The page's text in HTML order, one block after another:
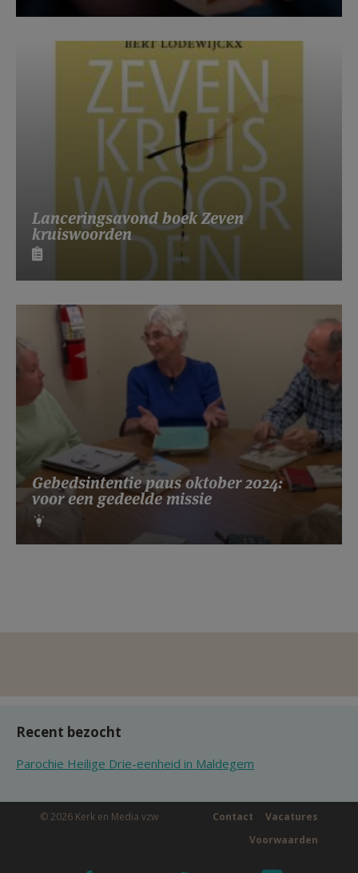
Lanceringsavond boek Zeven
kruiswoorden
Gebedsintentie paus oktober 2024:
voor een gedeelde missie
Recent bezocht
Parochie Heilige Drie-eenheid in Maldegem
© 2026 Kerk en Media vzw Vacatures
Contact
Voorwaarden